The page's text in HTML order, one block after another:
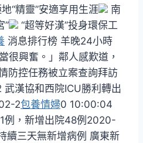
“精靈”安適享用生涯
南
”
“超等好漢”投身環保工
消息排行榜 羊晚24小時
很興奮。」鄰人感歎道，
防控任務被立案查詢拜訪
漢協和西院ICU勝利轉出
2包養情婦0 10:00:04
例，新增出院48例2020-
三天無新增病例 廣東新